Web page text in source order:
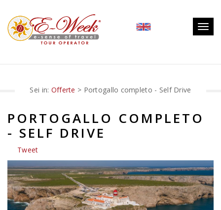
Sei in: Offerte > Portogallo completo - Self Drive
PORTOGALLO COMPLETO
- SELF DRIVE
Tweet